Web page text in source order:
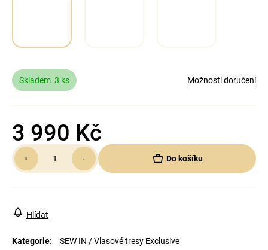
Skladem 3 ks Možnosti doručení
3 990 Kč
Měrná
cena:
Do košíku
Kategorie:
SEW IN / Vlasové tresy Exclusive
Hlídat